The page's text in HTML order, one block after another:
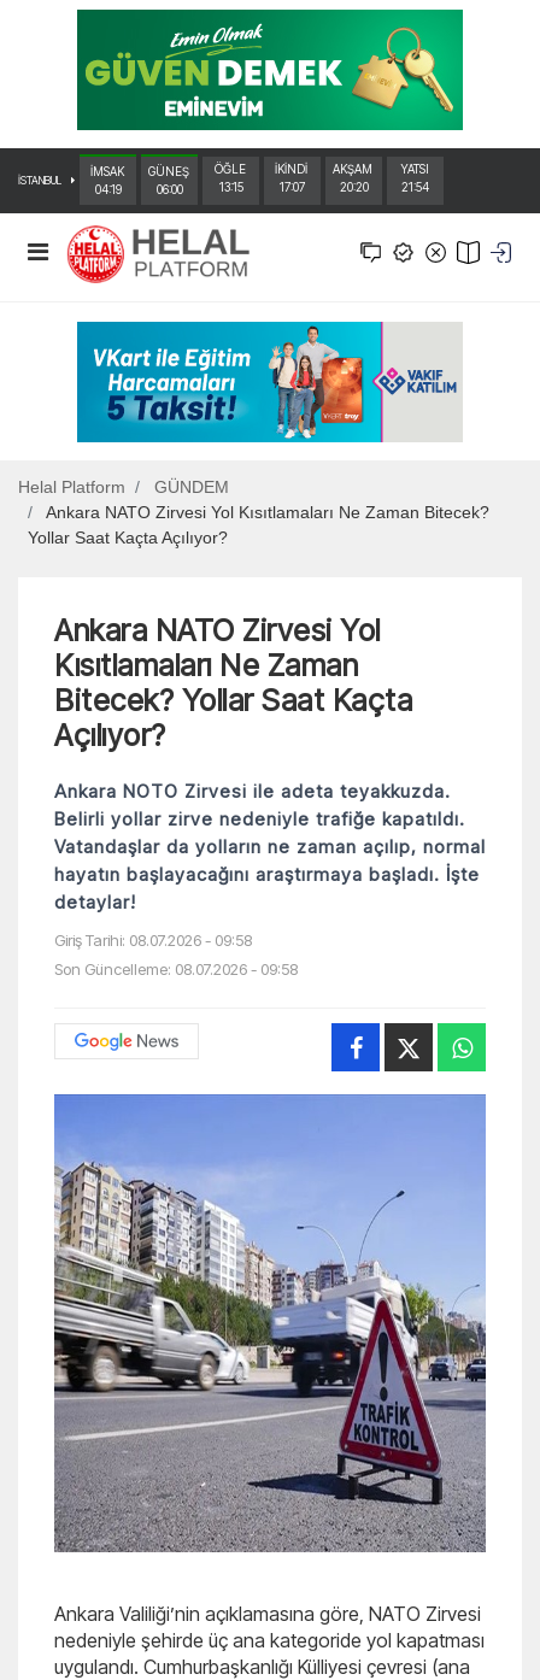
İSTANBUL
İMSAK
04:19
GÜNEŞ
06:00
ÖĞLE
13:15
İKİNDİ
17:07
AKŞAM
20:20
YATSI
21:54
Helal Platform
GÜNDEM
Ankara NATO Zirvesi Yol Kısıtlamaları Ne Zaman Bitecek?
Yollar Saat Kaçta Açılıyor?
Ankara NATO Zirvesi Yol
Kısıtlamaları Ne Zaman
Bitecek? Yollar Saat Kaçta
Açılıyor?
Ankara NOTO Zirvesi ile adeta teyakkuzda.
Belirli yollar zirve nedeniyle trafiğe kapatıldı.
Vatandaşlar da yolların ne zaman açılıp, normal
hayatın başlayacağını araştırmaya başladı. İşte
detaylar!
Giriş Tarihi: 08.07.2026 - 09:58
Son Güncelleme: 08.07.2026 - 09:58
Ankara Valiliği’nin açıklamasına göre, NATO Zirvesi
nedeniyle şehirde üç ana kategoride yol kapatması
uygulandı. Cumhurbaşkanlığı Külliyesi çevresi (ana